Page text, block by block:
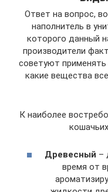
Ответ на вопрос,
наполнитель в
которого данный
производители
советуют
какие вещества
К наиболее
Древесный –
время от